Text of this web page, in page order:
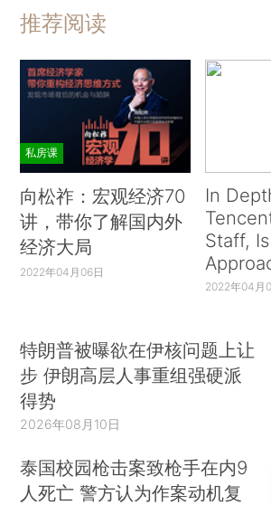
推荐阅读
私房课
向松祚：宏观经济70
讲，带你了解国内外
经济大局
2022年04月06日
In
Staff, Is
2022年04月
特朗普被曝欲在伊核问题上让
步 伊朗高层人事重组强硬派
得势
2026年08月10日
泰国校园枪击案致枪手在内9
人死亡 警方认为作案动机复